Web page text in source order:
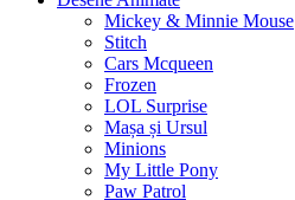
Mickey & Minnie Mouse
Stitch
Cars Mcqueen
Frozen
LOL Surprise
Mașa și Ursul
Minions
My Little Pony
Paw Patrol